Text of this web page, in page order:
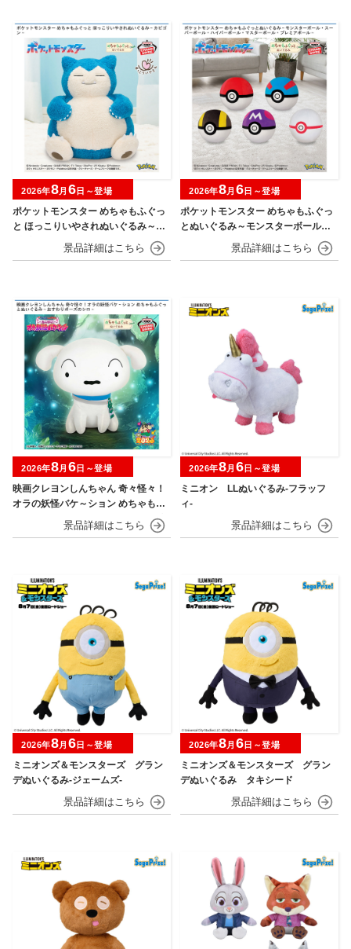
ポケットモンスター めちゃもふぐっ
と ほっこりいやされぬいぐるみ～カ
2026年8月 6 日～登場
ポケットモンスター めちゃもふぐっ
とぬいぐるみ～モンスターボール・
スーパーボール・ハイパーボール・
マスターボール・プレミアボール～
2026年8月 6 日～登場
映画クレヨンしんちゃん 奇々怪々！
オラの妖怪バケ～ション めちゃもふ
ぐっとぬいぐるみ～おすわりポーズ
2026年8月 6日～登場
ミニオン LLぬいぐるみ‐フラッフ
ィ‐
2026年8月 6日～登場
ミニオンズ＆モンスターズ グラン
デぬいぐるみ‐ジェームズ‐
2026年8月 6日～登場
ミニオンズ＆モンスターズ グラン
デぬいぐるみ タキシード
2026年8月 6日～登場